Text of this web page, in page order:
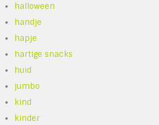
halloween
handje
hapje
hartige snacks
huid
jumbo
kind
kinder